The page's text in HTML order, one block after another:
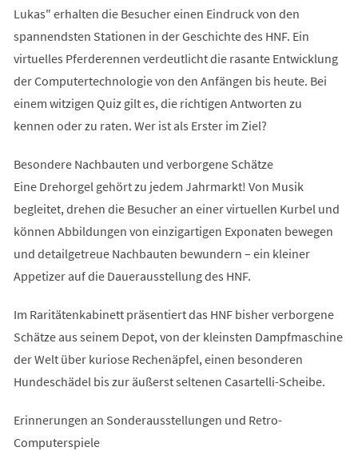
Lukas" erhalten die Besucher einen Eindruck von den
spannendsten Stationen in der Geschichte des HNF. Ein
virtuelles Pferderennen verdeutlicht die rasante Entwicklung
der Computertechnologie von den Anfängen bis heute. Bei
einem witzigen Quiz gilt es, die richtigen Antworten zu
kennen oder zu raten. Wer ist als Erster im Ziel?
Besondere Nachbauten und verborgene Schätze
Eine Drehorgel gehört zu jedem Jahrmarkt! Von Musik
begleitet, drehen die Besucher an einer virtuellen Kurbel und
können Abbildungen von einzigartigen Exponaten bewegen
und detailgetreue Nachbauten bewundern – ein kleiner
Appetizer auf die Dauerausstellung des HNF.
Im Raritätenkabinett präsentiert das HNF bisher verborgene
Schätze aus seinem Depot, von der kleinsten Dampfmaschine
der Welt über kuriose Rechenäpfel, einen besonderen
Hundeschädel bis zur äußerst seltenen Casartelli-Scheibe.
Erinnerungen an Sonderausstellungen und Retro-
Computerspiele